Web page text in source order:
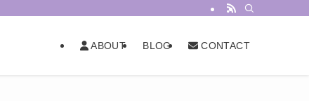
ABOUT BLOG CONTACT